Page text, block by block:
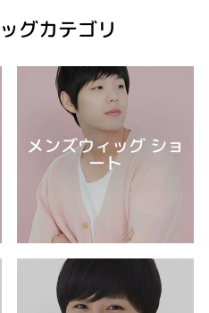
グカテゴリ
メンズウィッグ ショ
ート